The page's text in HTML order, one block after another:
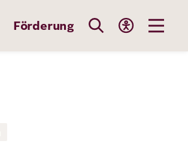
Förderung